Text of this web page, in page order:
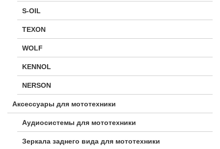
S-OIL
TEXON
WOLF
KENNOL
NERSON
Аксессуары для мототехники
Аудиосистемы для мототехники
Зеркала заднего вида для мототехники